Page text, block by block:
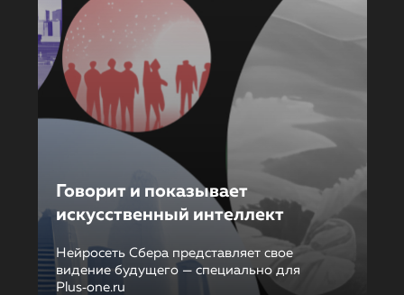
Говорит и показывает
искусственный интеллект
Нейросеть Сбера представляет свое
видение будущего — специально для
Plus‑one.ru